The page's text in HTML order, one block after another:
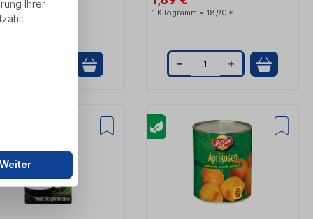
Ihrer
Weiter
= 10,45 €
t
i
t
1 Kilogramm = 18,90 €
Q
a
n
t
i